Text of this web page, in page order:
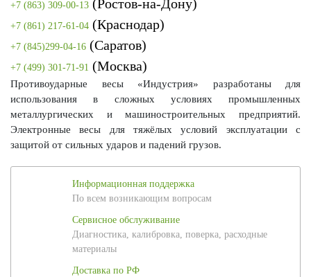
+7 (863) 309-00-13 (Ростов-на-Дону)
+7 (861) 217-61-04 (Краснодар)
+7 (845)299-04-16 (Саратов)
+7 (499) 301-71-91 (Москва)
Противоударные весы «Индустрия» разработаны для
использования в сложных условиях промышленных
металлургических и машиностроительных предприятий.
Электронные весы для тяжёлых условий эксплуатации с
защитой от сильных ударов и падений грузов.
Информационная поддержка
По всем возникающим вопросам
Сервисное обслуживание
Диагностика, калибровка, поверка, расходные
материалы
Доставка по РФ